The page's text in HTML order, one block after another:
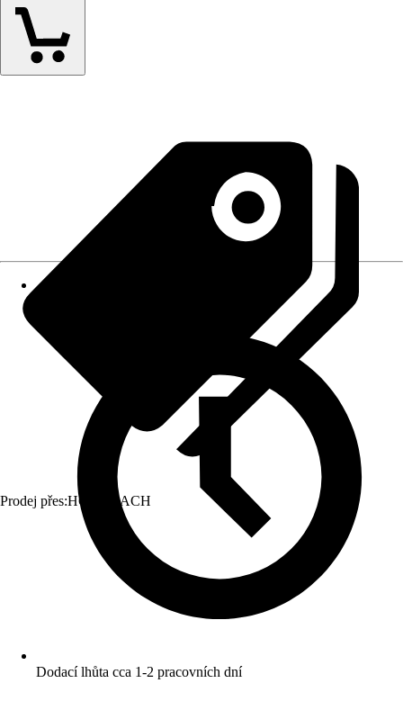
Prodej přes:HORNBACH
Dodací lhůta cca 1-2 pracovních dní